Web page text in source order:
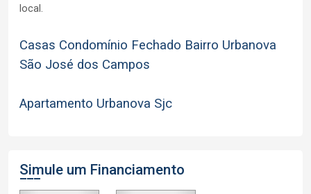
local.
Casas Condomínio Fechado Bairro Urbanova
São José dos Campos
Apartamento Urbanova Sjc
Simule um Financiamento